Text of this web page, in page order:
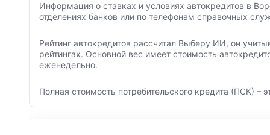
Информация о ставках и условиях автокредитов в
отделениях банков или по телефонам справочных
Рейтинг автокредитов рассчитал Выберу ИИ, он
рейтингах. Основной вес имеет стоимость
еженедельно.
Полная стоимость потребительского кредита (ПСК) –